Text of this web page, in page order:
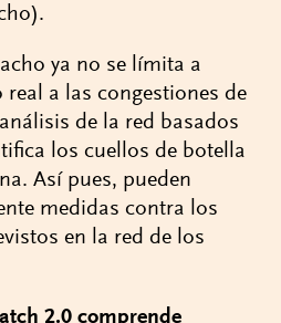
ya no se límita a
a las congestiones de
de la red basados
los cuellos de botella
Así pues, pueden
medidas contra los
en la red de los
2.0 comprende